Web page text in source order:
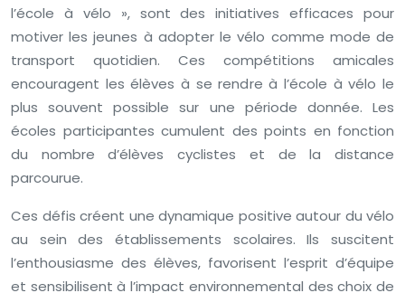
l’école à vélo », sont des initiatives efficaces pour
motiver les jeunes à adopter le vélo comme mode de
transport quotidien. Ces compétitions amicales
encouragent les élèves à se rendre à l’école à vélo le
plus souvent possible sur une période donnée. Les
écoles participantes cumulent des points en fonction
du nombre d’élèves cyclistes et de la distance
parcourue.
Ces défis créent une dynamique positive autour du vélo
au sein des établissements scolaires. Ils suscitent
l’enthousiasme des élèves, favorisent l’esprit d’équipe
et sensibilisent à l’impact environnemental des choix de